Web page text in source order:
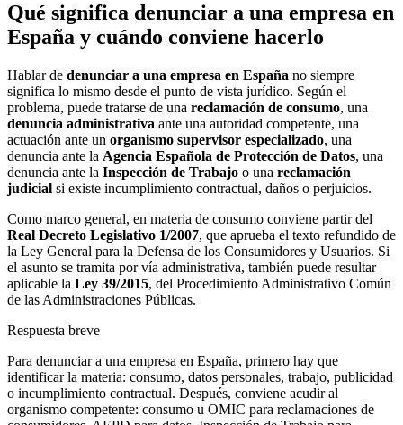
Qué significa denunciar a una empresa en
España y cuándo conviene hacerlo
Hablar de denunciar a una empresa en España no siempre
significa lo mismo desde el punto de vista jurídico. Según el
problema, puede tratarse de una reclamación de consumo, una
denuncia administrativa ante una autoridad competente, una
actuación ante un organismo supervisor especializado, una
denuncia ante la Agencia Española de Protección de Datos, una
denuncia ante la Inspección de Trabajo o una reclamación
judicial si existe incumplimiento contractual, daños o perjuicios.
Como marco general, en materia de consumo conviene partir del
Real Decreto Legislativo 1/2007, que aprueba el texto refundido de
la Ley General para la Defensa de los Consumidores y Usuarios. Si
el asunto se tramita por vía administrativa, también puede resultar
aplicable la Ley 39/2015, del Procedimiento Administrativo Común
de las Administraciones Públicas.
Respuesta breve
Para denunciar a una empresa en España, primero hay que
identificar la materia: consumo, datos personales, trabajo, publicidad
o incumplimiento contractual. Después, conviene acudir al
organismo competente: consumo u OMIC para reclamaciones de